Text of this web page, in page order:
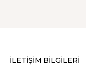
İLETIŞIM BILGILERI